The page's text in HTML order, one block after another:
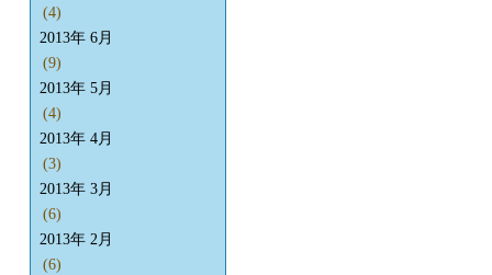
(4)
2013年 6月
(9)
2013年 5月
(4)
2013年 4月
(3)
2013年 3月
(6)
2013年 2月
(6)